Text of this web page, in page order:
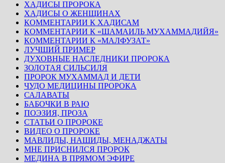
ХАДИСЫ ПРОРОКА
ХАДИСЫ О ЖЕНЩИНАХ
КОММЕНТАРИИ К ХАДИСАМ
КОММЕНТАРИИ К «ШАМАИЛЬ МУХАММАДИЙЯ»
КОММЕНТАРИИ К «МАЛФУЗАТ»
ЛУЧШИЙ ПРИМЕР
ДУХОВНЫЕ НАСЛЕДНИКИ ПРОРОКА
ЗОЛОТАЯ СИЛЬСИЛЯ
ПРОРОК МУХАММАД И ДЕТИ
ЧУДО МЕДИЦИНЫ ПРОРОКА
САЛАВАТЫ
БАБОЧКИ В РАЮ
ПОЭЗИЯ, ПРОЗА
СТАТЬИ О ПРОРОКЕ
ВИДЕО О ПРОРОКЕ
МАВЛИДЫ, НАШИДЫ, МЕНАДЖАТЫ
МНЕ ПРИСНИЛСЯ ПРОРОК
МЕДИНА В ПРЯМОМ ЭФИРЕ